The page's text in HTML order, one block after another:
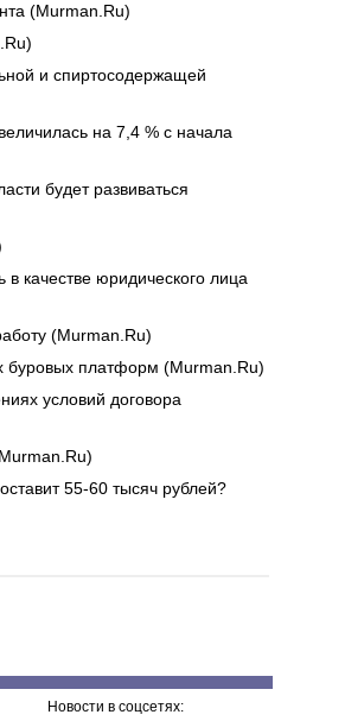
(Murman.Ru)
и спиртосодержащей
на 7,4 % с начала
будет развиваться
качестве юридического лица
(Murman.Ru)
буровых платформ (Murman.Ru)
условий договора
55-60 тысяч рублей?
Новости в соцсетях: